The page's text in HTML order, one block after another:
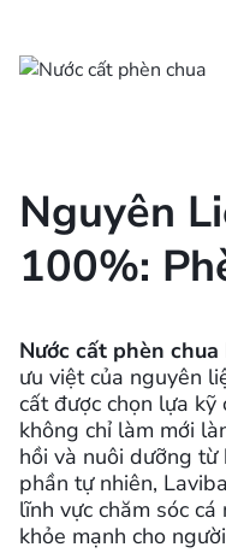
Nguyên
100%:
Nước cất phèn chua
ưu việt của nguyên
cất được chọn lựa
không chỉ làm mới
hồi và nuôi dưỡng
phần tự nhiên,
lĩnh vực chăm sóc
khỏe mạnh cho